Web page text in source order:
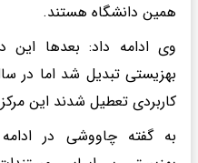
همین دانشگاه هستند.
وی ادامه داد: بعدها این
کاربردی تعطیل شدند این
به گفته چاووشی‌ در